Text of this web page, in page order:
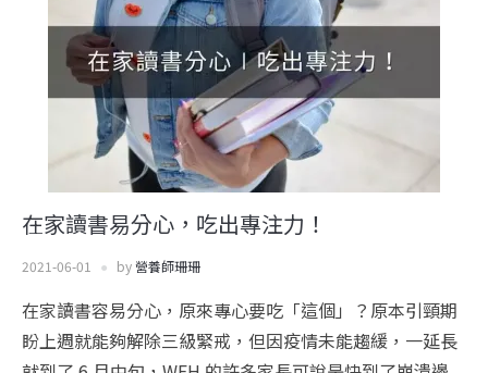
在家讀書易分心，吃出專注力！
2021-06-01 by營養師珊珊
在家讀書容易分心，原來專心要吃「這個」？原本引頸期
盼上週就能夠解除三級緊戒，但因疫情未能趨緩，一延長